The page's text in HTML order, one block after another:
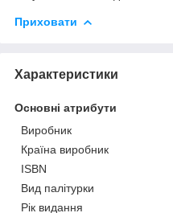
Приховати
Характеристики
Основні атрибути
Виробник
Країна виробник
ISBN
Вид палітурки
Рік видання